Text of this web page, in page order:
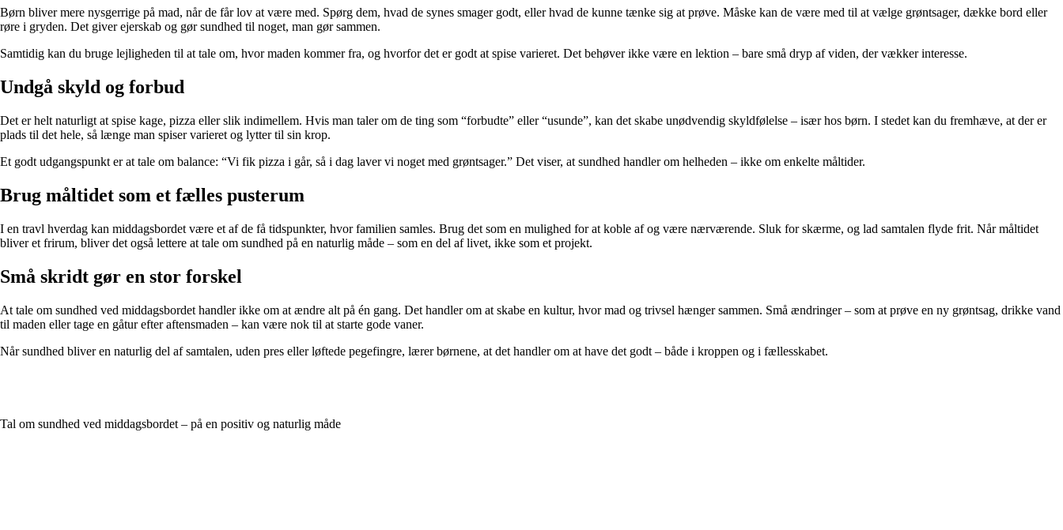
Børn bliver mere nysgerrige på mad, når de får lov at være med. Spørg dem, hvad de synes smager godt, eller hvad de kunne tænke sig at prøve. Måske kan de være med til at vælge grøntsager, dække bord eller
røre i gryden. Det giver ejerskab og gør sundhed til noget, man gør sammen.
Samtidig kan du bruge lejligheden til at tale om, hvor maden kommer fra, og hvorfor det er godt at spise varieret. Det behøver ikke være en lektion – bare små dryp af viden, der vækker interesse.
Undgå skyld og forbud
Det er helt naturligt at spise kage, pizza eller slik indimellem. Hvis man taler om de ting som “forbudte” eller “usunde”, kan det skabe unødvendig skyldfølelse – især hos børn. I stedet kan du fremhæve, at der er
plads til det hele, så længe man spiser varieret og lytter til sin krop.
Et godt udgangspunkt er at tale om balance: “Vi fik pizza i går, så i dag laver vi noget med grøntsager.” Det viser, at sundhed handler om helheden – ikke om enkelte måltider.
Brug måltidet som et fælles pusterum
I en travl hverdag kan middagsbordet være et af de få tidspunkter, hvor familien samles. Brug det som en mulighed for at koble af og være nærværende. Sluk for skærme, og lad samtalen flyde frit. Når måltidet
bliver et frirum, bliver det også lettere at tale om sundhed på en naturlig måde – som en del af livet, ikke som et projekt.
Små skridt gør en stor forskel
At tale om sundhed ved middagsbordet handler ikke om at ændre alt på én gang. Det handler om at skabe en kultur, hvor mad og trivsel hænger sammen. Små ændringer – som at prøve en ny grøntsag, drikke vand
til maden eller tage en gåtur efter aftensmaden – kan være nok til at starte gode vaner.
Når sundhed bliver en naturlig del af samtalen, uden pres eller løftede pegefingre, lærer børnene, at det handler om at have det godt – både i kroppen og i fællesskabet.
Tal om sundhed ved middagsbordet – på en positiv og naturlig måde